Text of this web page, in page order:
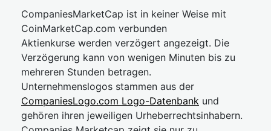
CompaniesMarketCap ist in keiner Weise mit
CoinMarketCap.com verbunden
Aktienkurse werden verzögert angezeigt. Die
Verzögerung kann von wenigen Minuten bis zu
mehreren Stunden betragen.
Unternehmenslogos stammen aus der
CompaniesLogo.com Logo-Datenbank und
gehören ihren jeweiligen Urheberrechtsinhabern.